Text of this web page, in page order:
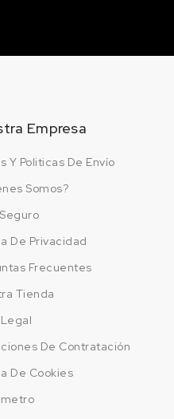
Empresa
Y Politicas De Envío
Somos?
De Privacidad
Frecuentes
Tienda
De Contratación
De Cookies